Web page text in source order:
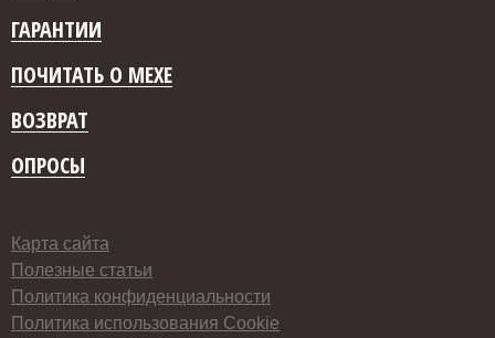
ГАРАНТИИ
ПОЧИТАТЬ О МЕХЕ
ВОЗВРАТ
ОПРОСЫ
Карта сайта
Полезные статьи
Политика конфиденциальности
Политика использования Cookie